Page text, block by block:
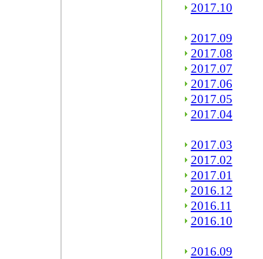
2017.10
2017.09
2017.08
2017.07
2017.06
2017.05
2017.04
2017.03
2017.02
2017.01
2016.12
2016.11
2016.10
2016.09